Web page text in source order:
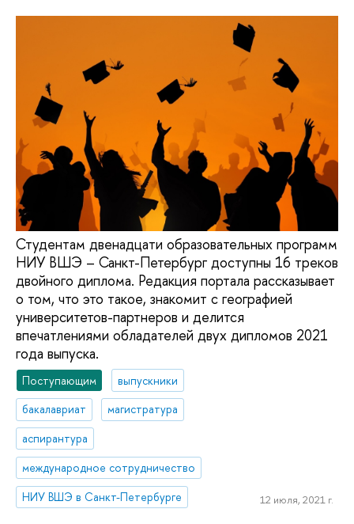
Студентам двенадцати образовательных программ
НИУ ВШЭ – Санкт-Петербург доступны 16 треков
двойного диплома. Редакция портала рассказывает
о том, что это такое, знакомит с географией
университетов-партнеров и делится
впечатлениями обладателей двух дипломов 2021
года выпуска.
Поступающим
выпускники
бакалавриат
магистратура
аспирантура
международное сотрудничество
НИУ ВШЭ в Санкт-Петербурге
12 июля, 2021 г.